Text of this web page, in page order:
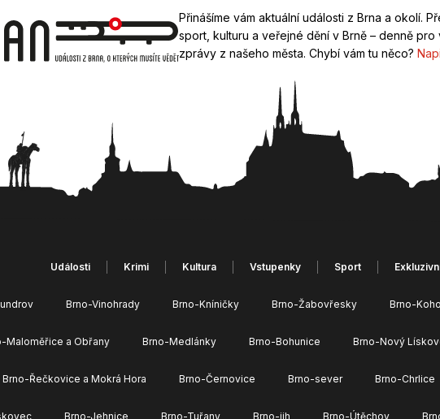
Přinášíme vám aktuální události z Brna a okolí.
sport, kulturu a veřejné dění v Brně – denně
zprávy z našeho města. Chybí vám tu něco?
Události Krimi Kultura Vstupenky Sport
Brno-Vinohrady Brno-Kníničky Brno-Žabovřesky Brno-
Maloměřice a Obřany Brno-Medlánky Brno-Bohunice Brno-Nový
Brno-Řečkovice a Mokrá Hora Brno-Černovice Brno-sever Brno-Chrlice
Brno-Jehnice Brno-Tuřany Brno-jih Brno-Útěchov